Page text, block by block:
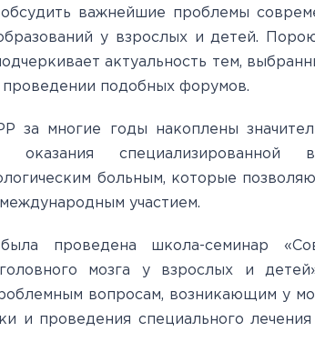
важнейшие проблемы
у взрослых и детей.
актуальность тем,
проведении подобных форумов.
за многие годы накоплены
специализированной
больным, которые
участием.
проведена школа-семинар
мозга у взрослых и
вопросам, возникающим у
и проведения специального лечения